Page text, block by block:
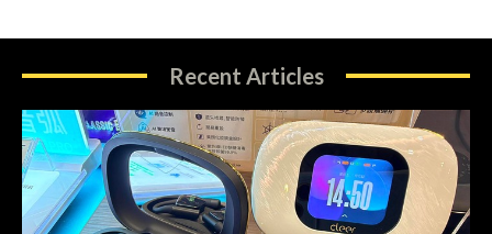
Recent Articles